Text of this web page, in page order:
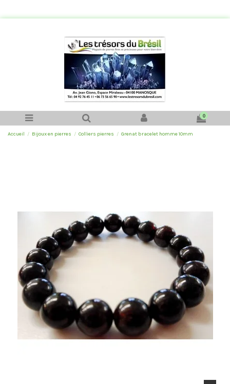
0
Accueil Bijoux en pierres Colliers pierres Grenat bracelet homme 10mm